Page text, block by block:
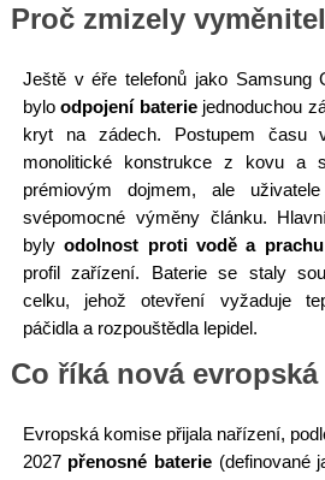
Proč zmizely
Ještě v éře telefonů jako Samsung
byloodpojení bateriejednoduchou
kryt na zádech. Postupem času
monolitické konstrukce z kovu a
prémiovým dojmem, ale
svépomocné výměny článku.
bylyodolnost proti vodě a prachu
profil zařízení. Baterie se staly
celku, jehož otevření vyžaduje
páčidla a rozpouštědla lepidel.
Co říká nová
Evropská komise přijala nařízení,
2027 přenosné baterie (definované